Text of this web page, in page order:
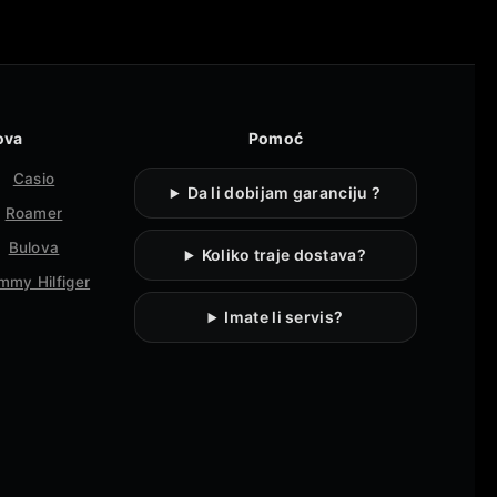
Casio
Roamer
Bulova
Hilfiger
Pomoć
Da li dobijam garanciju ?
Koliko traje dostava?
Imate li servis?